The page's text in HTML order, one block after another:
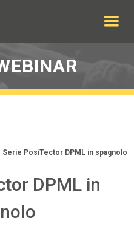
Serie PosiTector DPML in spagnolo
DPML in